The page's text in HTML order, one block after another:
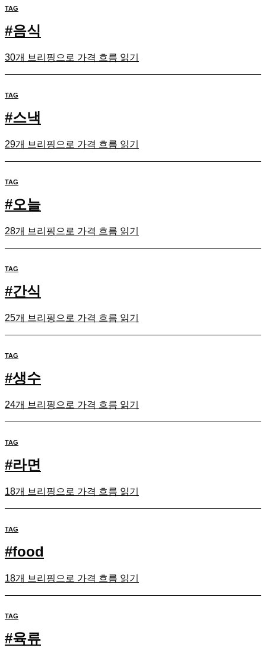
TAG
#음식
30개 브리핑으로 가격 흐름 읽기
TAG
#스낵
29개 브리핑으로 가격 흐름 읽기
TAG
#오늘
28개 브리핑으로 가격 흐름 읽기
TAG
#간식
25개 브리핑으로 가격 흐름 읽기
TAG
#생수
24개 브리핑으로 가격 흐름 읽기
TAG
#라면
18개 브리핑으로 가격 흐름 읽기
TAG
#food
18개 브리핑으로 가격 흐름 읽기
TAG
#육류